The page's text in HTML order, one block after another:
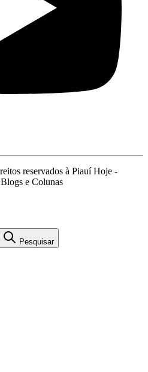
reservados à Piauí Hoje -
e Colunas
Pesquisar